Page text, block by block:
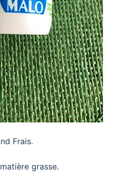
Frais.
grasse.